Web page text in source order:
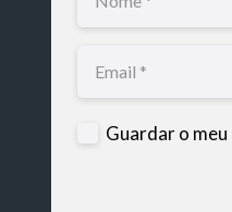
Guardar o